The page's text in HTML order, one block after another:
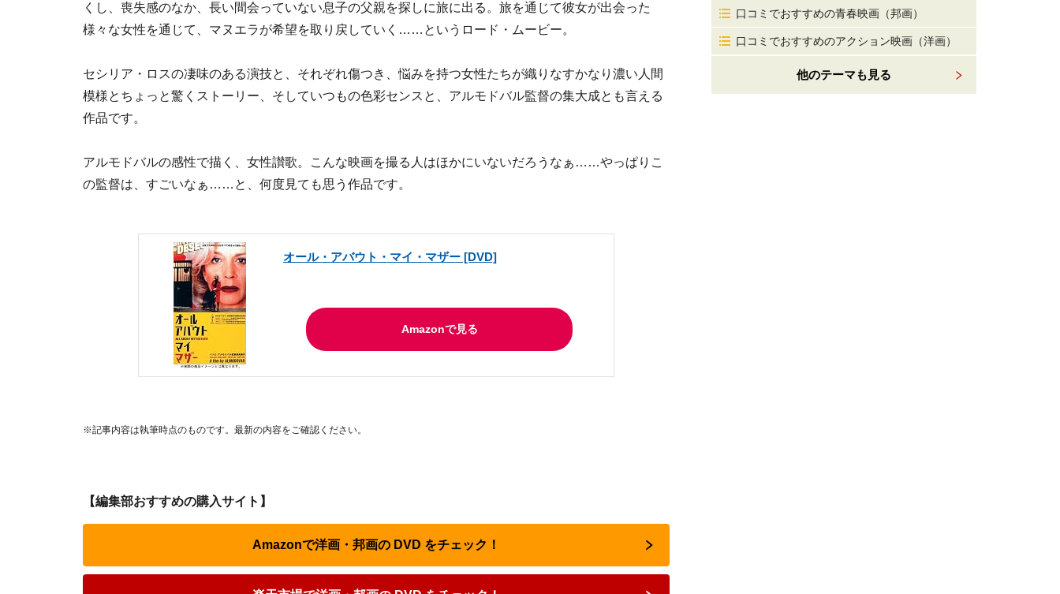
くし、喪失感のなか、長い間会っていない息子の父親を探しに旅に出る。旅を通じて彼女が出会った
様々な女性を通じて、マヌエラが希望を取り戻していく……というロード・ムービー。
セシリア・ロスの凄味のある演技と、それぞれ傷つき、悩みを持つ女性たちが織りなすかなり濃い人間
模様とちょっと驚くストーリー、そしていつもの色彩センスと、アルモドバル監督の集大成とも言える
作品です。
アルモドバルの感性で描く、女性讃歌。こんな映画を撮る人はほかにいないだろうなぁ……やっぱりこ
の監督は、すごいなぁ……と、何度見ても思う作品です。
オール・アバウト・マイ・マザー [DVD]
Amazonで見る
※記事内容は執筆時点のものです。最新の内容をご確認ください。
【編集部おすすめの購入サイト】
Amazonで洋画・邦画の DVD をチェック！
口コミでおすすめの青春映画（邦画）
口コミでおすすめのアクション映画（洋画）
他のテーマも見る